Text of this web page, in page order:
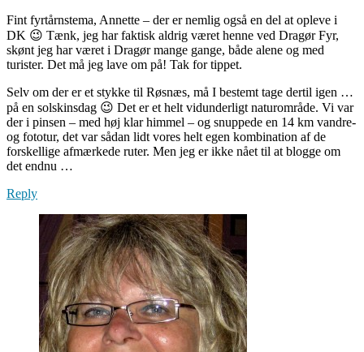
Fint fyrtårnstema, Annette – der er nemlig også en del at opleve i
DK 😉 Tænk, jeg har faktisk aldrig været henne ved Dragør Fyr,
skønt jeg har været i Dragør mange gange, både alene og med
turister. Det må jeg lave om på! Tak for tippet.
Selv om der er et stykke til Røsnæs, må I bestemt tage dertil igen …
på en solskinsdag 😉 Det er et helt vidunderligt naturområde. Vi var
der i pinsen – med høj klar himmel – og snuppede en 14 km vandre-
og fototur, det var sådan lidt vores helt egen kombination af de
forskellige afmærkede ruter. Men jeg er ikke nået til at blogge om
det endnu …
Reply